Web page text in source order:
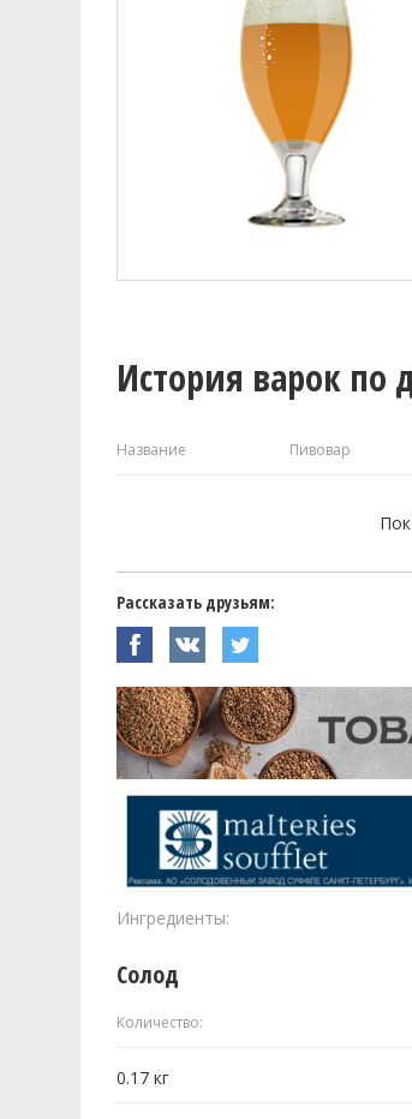
История варок по
Название Пивовар
Рассказать друзьям:
Ингредиенты:
Солод
Количество:
0.17кг